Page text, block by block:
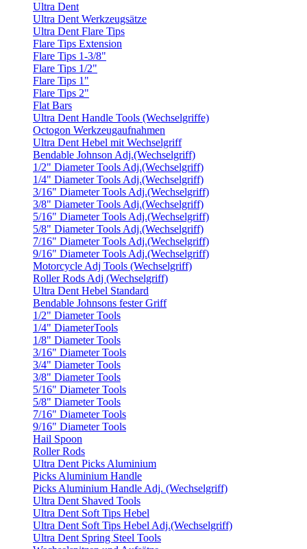
Ultra Dent
Ultra Dent Werkzeugsätze
Ultra Dent Flare Tips
Flare Tips Extension
Flare Tips 1-3/8"
Flare Tips 1/2"
Flare Tips 1"
Flare Tips 2"
Flat Bars
Ultra Dent Handle Tools (Wechselgriffe)
Octogon Werkzeugaufnahmen
Ultra Dent Hebel mit Wechselgriff
Bendable Johnson Adj.(Wechselgriff)
1/2" Diameter Tools Adj.(Wechselgriff)
1/4" Diameter Tools Adj.(Wechselgriff)
3/16" Diameter Tools Adj.(Wechselgriff)
3/8" Diameter Tools Adj.(Wechselgriff)
5/16" Diameter Tools Adj.(Wechselgriff)
5/8" Diameter Tools Adj.(Wechselgriff)
7/16" Diameter Tools Adj.(Wechselgriff)
9/16" Diameter Tools Adj.(Wechselgriff)
Motorcycle Adj Tools (Wechselgriff)
Roller Rods Adj (Wechselgriff)
Ultra Dent Hebel Standard
Bendable Johnsons fester Griff
1/2" Diameter Tools
1/4" DiameterTools
1/8" Diameter Tools
3/16" Diameter Tools
3/4" Diameter Tools
3/8" Diameter Tools
5/16" Diameter Tools
5/8" Diameter Tools
7/16" Diameter Tools
9/16" Diameter Tools
Hail Spoon
Roller Rods
Ultra Dent Picks Aluminium
Picks Aluminium Handle
Picks Aluminium Handle Adj. (Wechselgriff)
Ultra Dent Shaved Tools
Ultra Dent Soft Tips Hebel
Ultra Dent Soft Tips Hebel Adj.(Wechselgriff)
Ultra Dent Spring Steel Tools